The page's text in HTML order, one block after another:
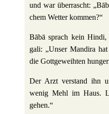
und war über­rascht:
chem Wetter kommen?“
Bābā sprach kein
gali: „Unser Man­dira
die Gott­ge­weihten
Der Arzt ver­stand ihn
wenig Mehl im Haus.
gehen.“